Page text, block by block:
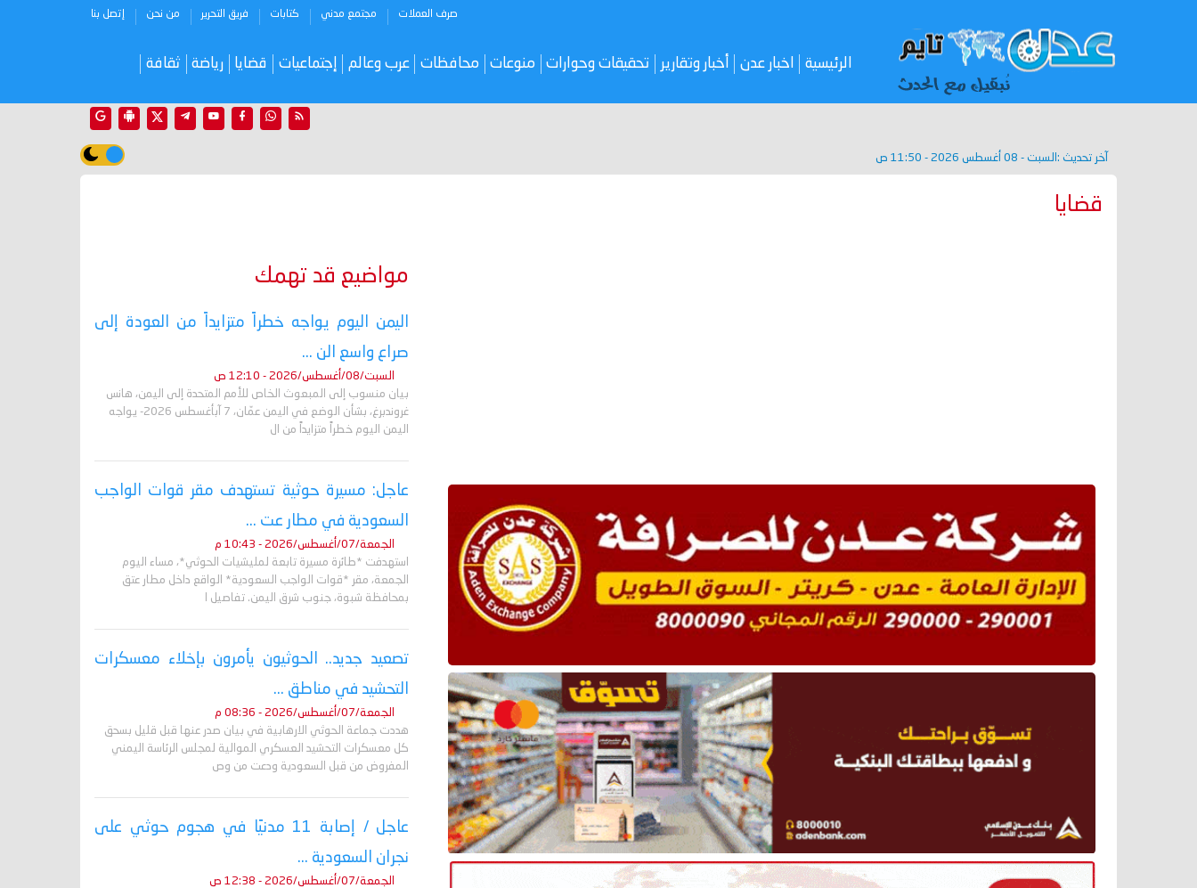
صرف العملات مجتمع مدني كتابات فريق التحرير من نحن إتصل بنا
الرئيسية اخبار عدن أخبار وتقارير تحقيقات وحوارات منوعات محافظات عرب وعالم إجتماعيات قضايا رياضة ثقافة
آخر تحديث : السبت - 08 أغسطس 2026 - 11:50 ص
قضايا
مواضيع قد تهمك
اليمن اليوم يواجه خطراً متزايداً من العودة إلى
صراع واسع الن ...
السبت/08/أغسطس/2026 - 12:10 ص
بيان منسوب إلى المبعوث الخاص للأمم المتحدة إلى اليمن، هانس
غروندبرغ، بشأن الوضع في اليمن عمّان، 7 آبأغسطس 2026- يواجه
اليمن اليوم خطراً متزايداً من ال
عاجل: مسيرة حوثية تستهدف مقر قوات الواجب
السعودية في مطار عت ...
الجمعة/07/أغسطس/2026 - 10:43 م
استهدفت *طائرة مسيرة تابعة لمليشيات الحوثي*، مساء اليوم
الجمعة، مقر *قوات الواجب السعودية* الواقع داخل مطار عتق
بمحافظة شبوة، جنوب شرق اليمن. تفاصيل ا
تصعيد جديد.. الحوثيون يأمرون بإخلاء معسكرات
التحشيد في مناطق ...
الجمعة/07/أغسطس/2026 - 08:36 م
هددت جماعة الحوثي الارهابية في بيان صدر عنها قبل قليل بسحق
كل معسكرات التحشيد العسكري الموالية لمجلس الرئاسة اليمني
المفروض من قبل السعودية ودعت من وص
عاجل / إصابة 11 مدنيًا في هجوم حوثي على
نجران السعودية ...
الجمعة/07/أغسطس/2026 - 12:38 ص